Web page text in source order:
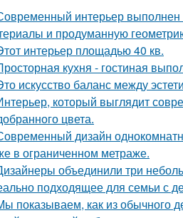
интерьер выполнен
и продуманную
интерьер площадью 40 кв.
кухня - гостиная
искусство баланс между
который выглядит
цвета.
дизайн
в ограниченном метраже.
объединили три
подходящее для семьи с
показываем, как из обычного